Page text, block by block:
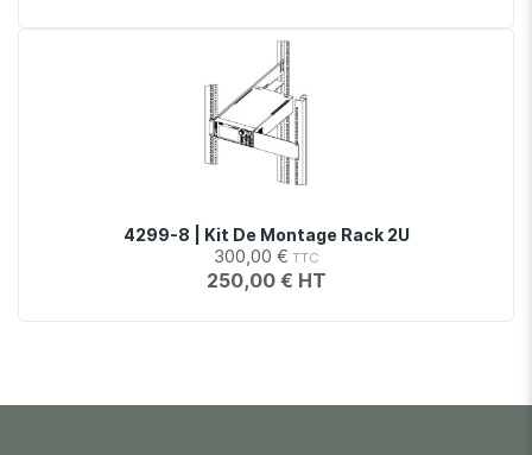
4299-8 | Kit De Montage Rack 2U
300,00 €
250,00 €